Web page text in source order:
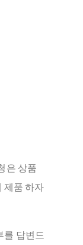
은 상품
제품 하자
를 답변드